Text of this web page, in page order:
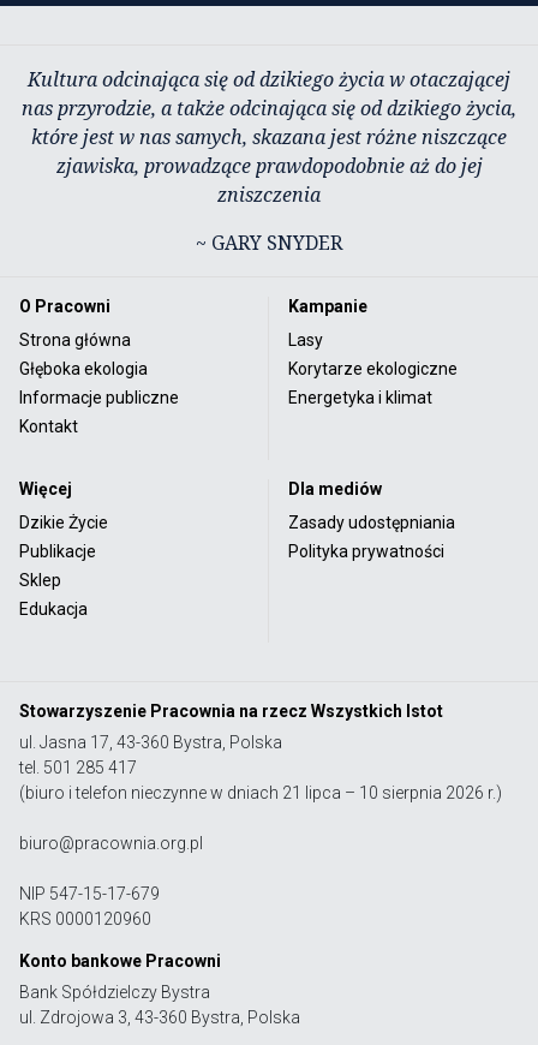
Kultura odcinająca się od dzikiego życia w otaczającej
nas przyrodzie, a także odcinająca się od dzikiego życia,
które jest w nas samych, skazana jest różne niszczące
zjawiska, prowadzące prawdopodobnie aż do jej
zniszczenia
~ GARY SNYDER
O Pracowni
Strona główna
Głęboka ekologia
Informacje publiczne
Kontakt
Kampanie
Lasy
Korytarze ekologiczne
Energetyka i klimat
Więcej
Dzikie Życie
Publikacje
Sklep
Edukacja
Dla mediów
Zasady udostępniania
Polityka prywatności
Stowarzyszenie Pracownia na rzecz Wszystkich Istot
ul. Jasna 17, 43-360 Bystra, Polska
tel. 501 285 417
(biuro i telefon nieczynne w dniach 21 lipca – 10 sierpnia 2026 r.)
biuro@pracownia.org.pl
NIP 547-15-17-679
KRS 0000120960
Konto bankowe Pracowni
Bank Spółdzielczy Bystra
ul. Zdrojowa 3, 43-360 Bystra, Polska